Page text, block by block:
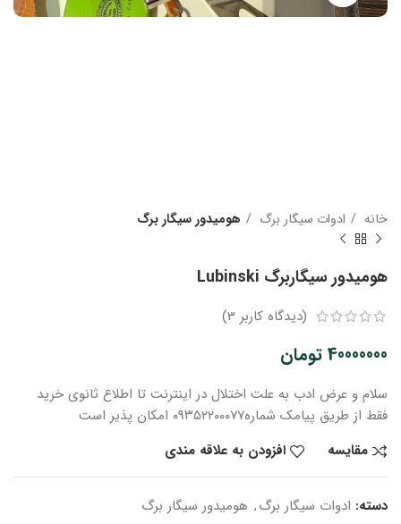
خانه ادوات سیگار برگ هومیدور سیگار برگ
هومیدور سیگاربرگ Lubinski
(دیدگاه کاربر 3
)
40000000 تومان
سلام و عرض ادب به علت اختلال در اینترنت تا اطلاع ثانوی خرید
فقط از طریق پیامک شماره۰۹۳۵۲۲۰۰۰۷۷ امکان پذیر است
مقایسه
افزودن به علاقه مندی
دسته: ادوات سیگار برگ, هومیدور سیگار برگ